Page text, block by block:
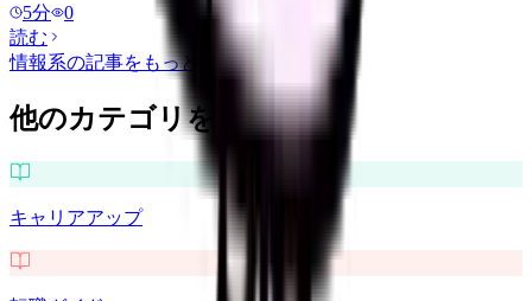
5分
0
読む
情報系の記事をもっと見る
他のカテゴリを探す
キャリアアップ